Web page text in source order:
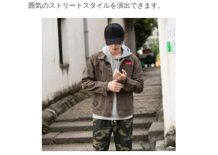
囲気のストリートスタイルを演出できます。